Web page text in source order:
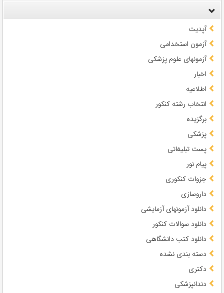
آپدیت
آزمون استخدامی
آزمونهای علوم پزشکی
اخبار
اطلاعیه
انتخاب رشته کنکور
برگزیده
پزشکی
پست تبلیغاتی
پیام نور
جزوات کنکوری
داروسازی
دانلود آزمونهای آزمایشی
دانلود سوالات کنکور
دانلود کتب دانشگاهی
دسته بندی نشده
دکتری
دندانپزشکی